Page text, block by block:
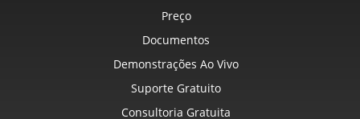
Preço
Documentos
Demonstrações Ao Vivo
Suporte Gratuito
Consultoria Gratuita